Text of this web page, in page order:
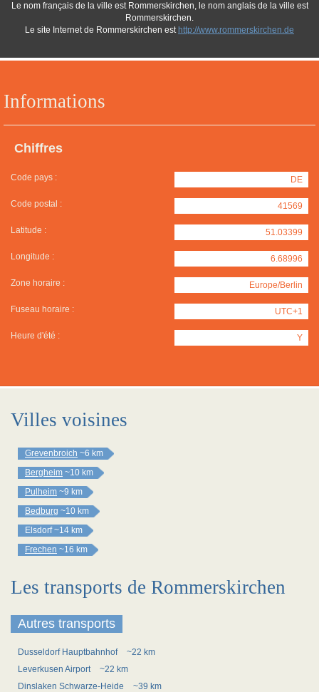
Informations
Chiffres
Code pays : DE
Code postal : 41569
Latitude : 51.03399
Longitude : 6.68996
Zone horaire : Europe/Berlin
Fuseau horaire : UTC+1
Heure d'été : Y
Le nom français de la ville est Rommerskirchen, le nom anglais de la ville est
Rommerskirchen.
Le site Internet de Rommerskirchen est http://www.rommerskirchen.de
Villes voisines
Grevenbroich ~6 km
Bergheim ~10 km
Pulheim ~9 km
Bedburg ~10 km
Elsdorf ~14 km
Frechen ~16 km
Les transports de Rommerskirchen
Autres transports
Dusseldorf Hauptbahnhof
~22 km
Leverkusen Airport
~22 km
Dinslaken Schwarze-Heide
~39 km